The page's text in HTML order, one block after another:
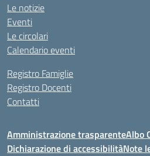
Le notizie
Eventi
Le circolari
Calendario eventi
Registro Famiglie
Registro Docenti
Contatti
Amministrazione trasparenteAlbo
Dichiarazione di accessibilitàNote